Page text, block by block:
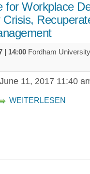
for Workplace
| 14:00 Fordham
June 11, 2017 11:40
WEITERLESEN